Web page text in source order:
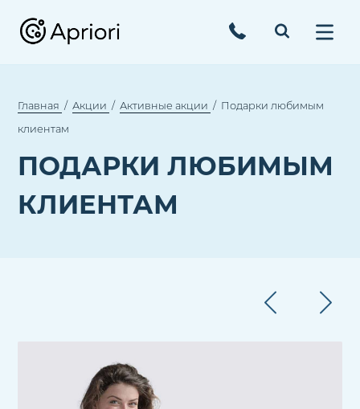
Главная Акции Активные акции
Подарки любимым
клиентам
ПОДАРКИ ЛЮБИМЫМ
КЛИЕНТАМ